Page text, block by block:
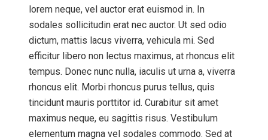
lorem neque, vel auctor erat euismod in. In
sodales sollicitudin erat nec auctor. Ut sed odio
dictum, mattis lacus viverra, vehicula mi. Sed
efficitur libero non lectus maximus, at rhoncus elit
tempus. Donec nunc nulla, iaculis ut urna a, viverra
rhoncus elit. Morbi rhoncus purus tellus, quis
tincidunt mauris porttitor id. Curabitur sit amet
maximus neque, eu sagittis risus. Vestibulum
elementum magna vel sodales commodo. Sed at